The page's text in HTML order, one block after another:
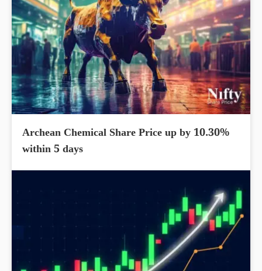
Archean Chemical Share Price up by 10.30%
within 5 days